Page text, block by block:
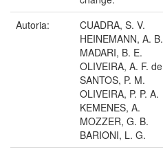
Autoria:
CUADRA, S. V.
HEINEMANN, A. B.
MADARI, B. E.
OLIVEIRA, A. F. de
SANTOS, P. M.
OLIVEIRA, P. P. A.
KEMENES, A.
MOZZER, G. B.
BARIONI, L. G.